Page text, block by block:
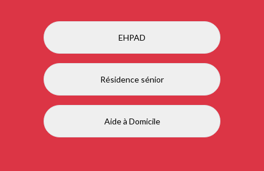
EHPAD
Résidence sénior
Aide à Domicile